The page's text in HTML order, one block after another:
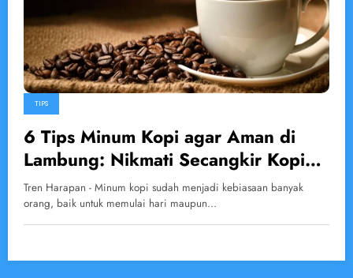
TIPS
6 Tips Minum Kopi agar Aman di
Lambung: Nikmati Secangkir Kopi
Tanpa Rasa Khawatir
Tren Harapan - Minum kopi sudah menjadi kebiasaan banyak
orang, baik untuk memulai hari maupun…